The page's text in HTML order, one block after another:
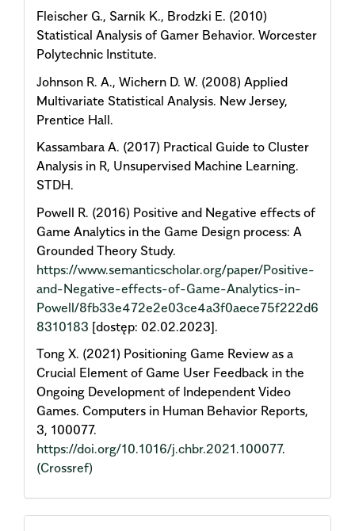
Fleischer G., Sarnik K., Brodzki E. (2010)
Statistical Analysis of Gamer Behavior. Worcester
Polytechnic Institute.
Johnson R. A., Wichern D. W. (2008) Applied
Multivariate Statistical Analysis. New Jersey,
Prentice Hall.
Kassambara A. (2017) Practical Guide to Cluster
Analysis in R, Unsupervised Machine Learning.
STDH.
Powell R. (2016) Positive and Negative effects of
Game Analytics in the Game Design process: A
Grounded Theory Study.
https://www.semanticscholar.org/paper/Positive-
and-Negative-effects-of-Game-Analytics-in-
Powell/8fb33e472e2e03ce4a3f0aece75f222d6
8310183 [dostęp: 02.02.2023].
Tong X. (2021) Positioning Game Review as a
Crucial Element of Game User Feedback in the
Ongoing Development of Independent Video
Games. Computers in Human Behavior Reports,
3, 100077.
https://doi.org/10.1016/j.chbr.2021.100077.
(Crossref)